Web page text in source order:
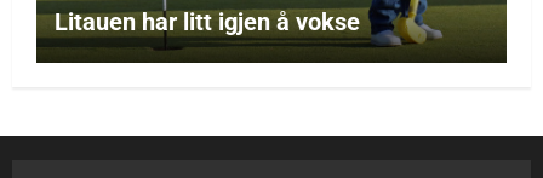
Litauen har litt igjen å vokse